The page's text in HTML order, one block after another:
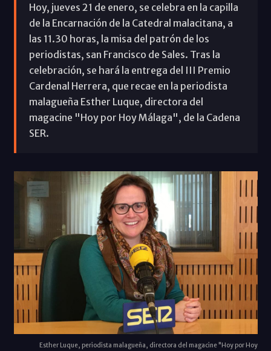
Hoy, jueves 21 de enero, se celebra en la capilla
de la Encarnación de la Catedral malacitana, a
las 11.30 horas, la misa del patrón de los
periodistas, san Francisco de Sales. Tras la
celebración, se hará la entrega del III Premio
Cardenal Herrera, que recae en la periodista
malagueña Esther Luque, directora del
magacine "Hoy por Hoy Málaga", de la Cadena
SER.
Esther Luque, periodista malagueña, directora del magacine "Hoy por Hoy